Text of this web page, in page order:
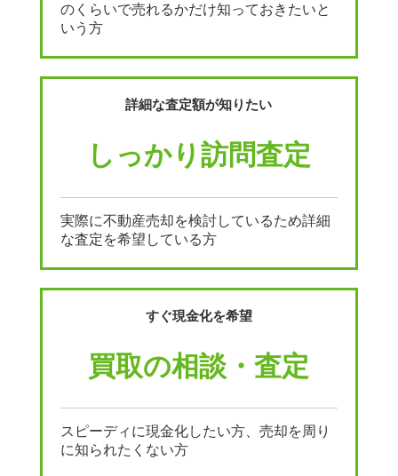
のくらいで売れるかだけ知っておきたいと
いう方
詳細な査定額が知りたい
しっかり訪問査定
実際に不動産売却を検討しているため詳細
な査定を希望している方
すぐ現金化を希望
買取の相談・査定
スピーディに現金化したい方、売却を周り
に知られたくない方